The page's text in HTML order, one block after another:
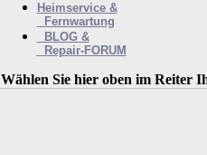
Heimservice &
Fernwartung
BLOG &
Repair-FORUM
Wählen Sie hier oben im Reiter